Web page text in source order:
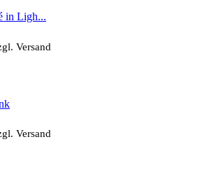
in Ligh...
Versand
Versand